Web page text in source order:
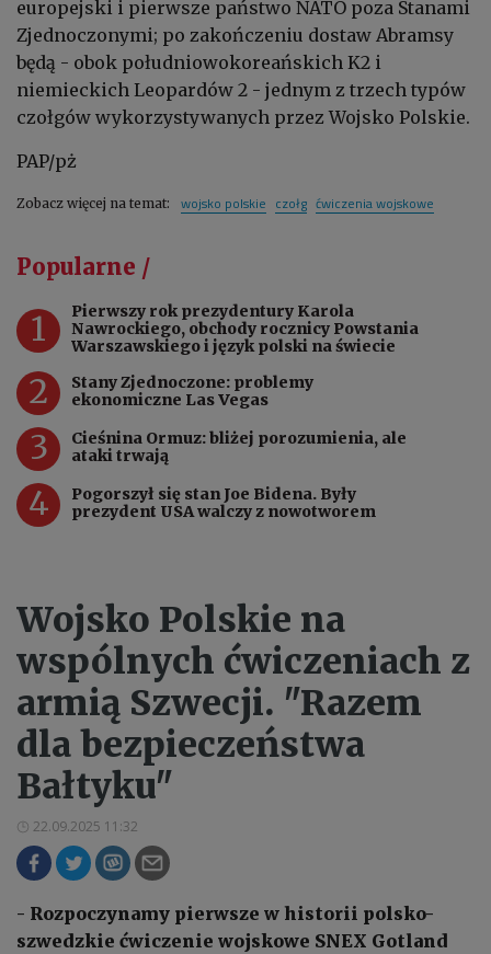
europejski i pierwsze państwo NATO poza Stanami
Zjednoczonymi; po zakończeniu dostaw Abramsy
będą - obok południowokoreańskich K2 i
niemieckich Leopardów 2 - jednym z trzech typów
czołgów wykorzystywanych przez Wojsko Polskie.
PAP/pż
Zobacz więcej na temat: wojsko polskie czołg ćwiczenia wojskowe
Popularne /
1
Pierwszy rok prezydentury Karola
Nawrockiego, obchody rocznicy Powstania
Warszawskiego i język polski na świecie
2
Stany Zjednoczone: problemy
ekonomiczne Las Vegas
3
Cieśnina Ormuz: bliżej porozumienia, ale
ataki trwają
4
Pogorszył się stan Joe Bidena. Były
prezydent USA walczy z nowotworem
Wojsko Polskie na
wspólnych ćwiczeniach z
armią Szwecji. "Razem
dla bezpieczeństwa
Bałtyku"
22.09.2025 11:32
- Rozpoczynamy pierwsze w historii polsko-
szwedzkie ćwiczenie wojskowe SNEX Gotland